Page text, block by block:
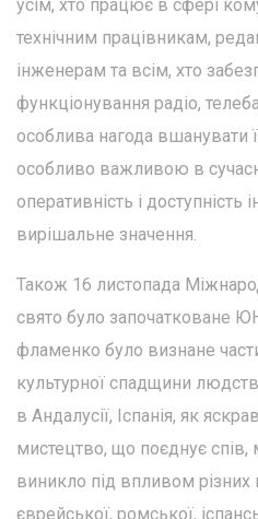
усім, хто працює в сфері
технічним працівникам,
інженерам та всім, хто
функціонування радіо,
особлива нагода вшанувати
особливо важливою в
оперативність і доступність
вирішальне значення.
Також 16 листопада
свято було започатковане
фламенко було визнане
культурної спадщини
в Андалусії, Іспанія, як
мистецтво, що поєднує спів,
виникло під впливом різних
єврейської, ромської,